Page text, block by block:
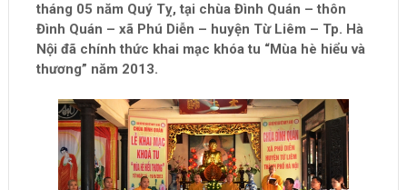
tháng 05 năm Quý Tỵ, tại chùa Đình Quán – thôn
Đình Quán – xã Phú Diễn – huyện Từ Liêm – Tp. Hà
Nội đã chính thức khai mạc khóa tu “Mùa hè hiểu và
thương” năm 2013.